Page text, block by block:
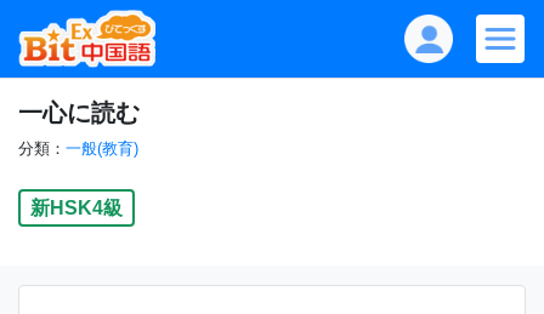
一心に読む
分類： 一般(教育)
新HSK4級